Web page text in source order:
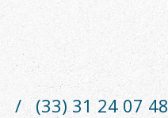
/ (33) 31 24 07 48